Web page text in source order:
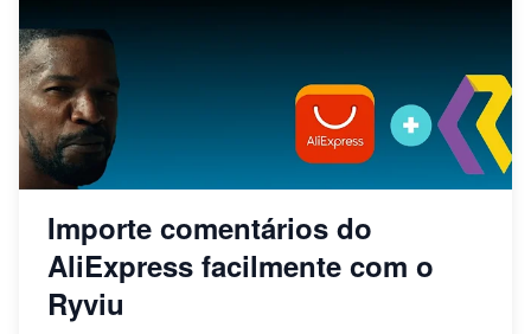
Importe comentários do
AliExpress facilmente com o
Ryviu